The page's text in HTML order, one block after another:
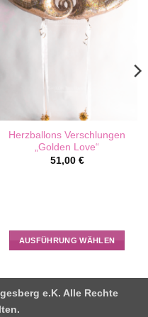
Herzballons Verschlungen
„Golden Love“
51,00 €
AUSFÜHRUNG WÄHLEN
e.K. Alle Rechte